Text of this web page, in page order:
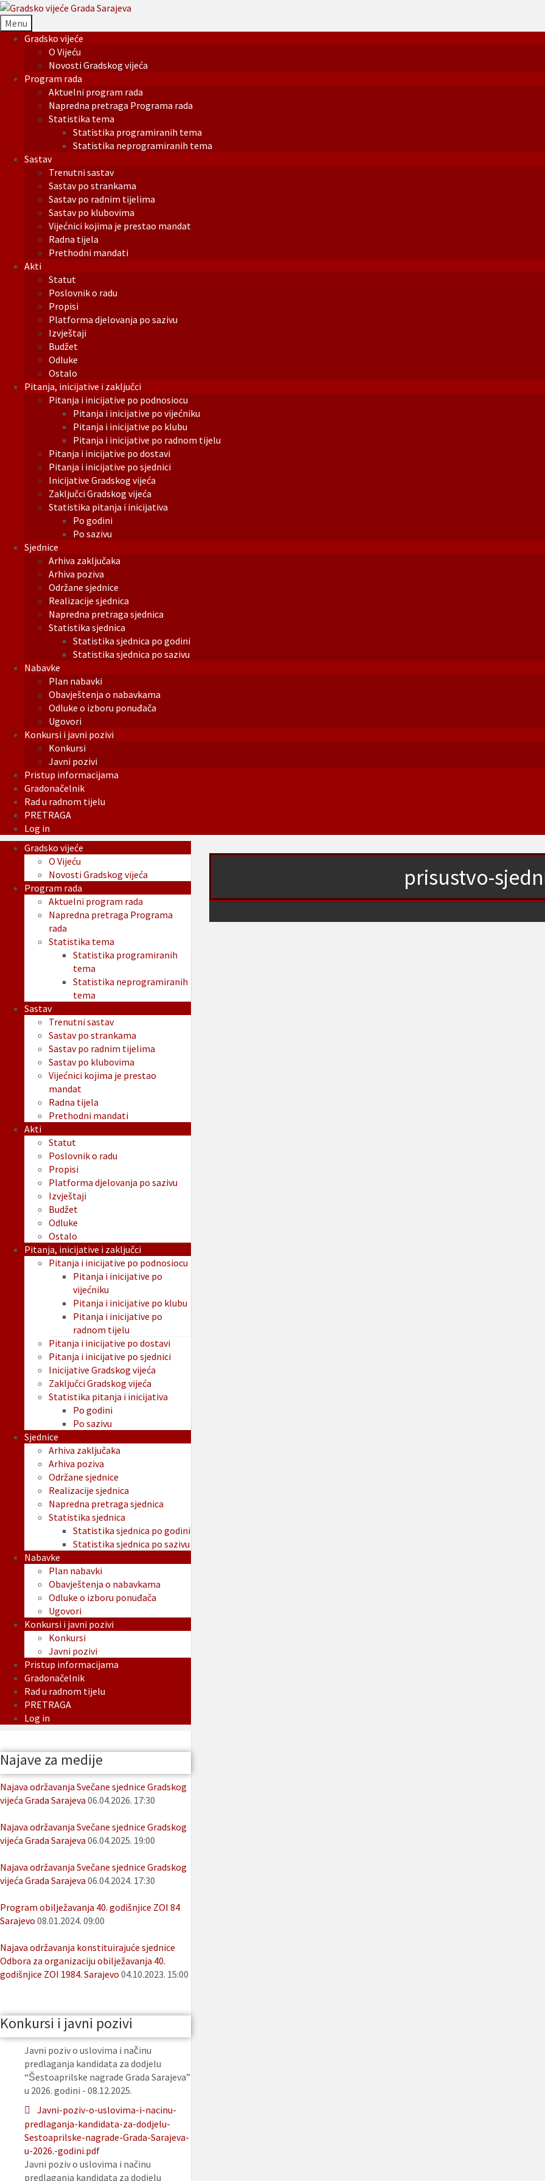
Menu
Gradsko vijeće
O Vijeću
Novosti Gradskog vijeća
Program rada
Aktuelni program rada
Napredna pretraga Programa rada
Statistika tema
Statistika programiranih tema
Statistika neprogramiranih tema
Sastav
Trenutni sastav
Sastav po strankama
Sastav po radnim tijelima
Sastav po klubovima
Vijećnici kojima je prestao mandat
Radna tijela
Prethodni mandati
Akti
Statut
Poslovnik o radu
Propisi
Platforma djelovanja po sazivu
Izvještaji
Budžet
Odluke
Ostalo
Pitanja, inicijative i zaključci
Pitanja i inicijative po podnosiocu
Pitanja i inicijative po vijećniku
Pitanja i inicijative po klubu
Pitanja i inicijative po radnom tijelu
Pitanja i inicijative po dostavi
Pitanja i inicijative po sjednici
Inicijative Gradskog vijeća
Zaključci Gradskog vijeća
Statistika pitanja i inicijativa
Po godini
Po sazivu
Sjednice
Arhiva zaključaka
Arhiva poziva
Održane sjednice
Realizacije sjednica
Napredna pretraga sjednica
Statistika sjednica
Statistika sjednica po godini
Statistika sjednica po sazivu
Nabavke
Plan nabavki
Obavještenja o nabavkama
Odluke o izboru ponuđača
Ugovori
Konkursi i javni pozivi
Konkursi
Javni pozivi
Pristup informacijama
Gradonačelnik
Rad u radnom tijelu
PRETRAGA
Log in
prisustvo-
Gradsko vijeće
O Vijeću
Novosti Gradskog vijeća
Program rada
Aktuelni program rada
Napredna pretraga Programa
rada
Statistika tema
Statistika programiranih
tema
Statistika neprogramiranih
tema
Sastav
Trenutni sastav
Sastav po strankama
Sastav po radnim tijelima
Sastav po klubovima
Vijećnici kojima je prestao
mandat
Radna tijela
Prethodni mandati
Akti
Statut
Poslovnik o radu
Propisi
Platforma djelovanja po sazivu
Izvještaji
Budžet
Odluke
Ostalo
Pitanja, inicijative i zaključci
Pitanja i inicijative po podnosiocu
Pitanja i inicijative po
vijećniku
Pitanja i inicijative po klubu
Pitanja i inicijative po
radnom tijelu
Pitanja i inicijative po dostavi
Pitanja i inicijative po sjednici
Inicijative Gradskog vijeća
Zaključci Gradskog vijeća
Statistika pitanja i inicijativa
Po godini
Po sazivu
Sjednice
Arhiva zaključaka
Arhiva poziva
Održane sjednice
Realizacije sjednica
Napredna pretraga sjednica
Statistika sjednica
Statistika sjednica po godini
Statistika sjednica po sazivu
Nabavke
Plan nabavki
Obavještenja o nabavkama
Odluke o izboru ponuđača
Ugovori
Konkursi i javni pozivi
Konkursi
Javni pozivi
Pristup informacijama
Gradonačelnik
Rad u radnom tijelu
PRETRAGA
Log in
Najave za medije
Najava održavanja Svečane sjednice Gradskog
vijeća Grada Sarajeva 06.04.2026. 17:30
Najava održavanja Svečane sjednice Gradskog
vijeća Grada Sarajeva 06.04.2025. 19:00
Najava održavanja Svečane sjednice Gradskog
vijeća Grada Sarajeva 06.04.2024. 17:30
Program obilježavanja 40. godišnjice ZOI 84
Sarajevo 08.01.2024. 09:00
Najava održavanja konstituirajuće sjednice
Odbora za organizaciju obilježavanja 40.
godišnjice ZOI 1984. Sarajevo 04.10.2023. 15:00
Konkursi i javni pozivi
Javni poziv o uslovima i načinu
predlaganja kandidata za dodjelu
“Šestoaprilske nagrade Grada Sarajeva”
u 2026. godini - 08.12.2025.
Javni-poziv-o-uslovima-i-nacinu-
predlaganja-kandidata-za-dodjelu-
Sestoaprilske-nagrade-Grada-Sarajeva-
u-2026.-godini.pdf
Javni poziv o uslovima i načinu
predlaganja kandidata za dodjelu